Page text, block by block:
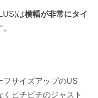
は横幅が非常にタイ
フサイズアップのUS
ピチピチのジャスト